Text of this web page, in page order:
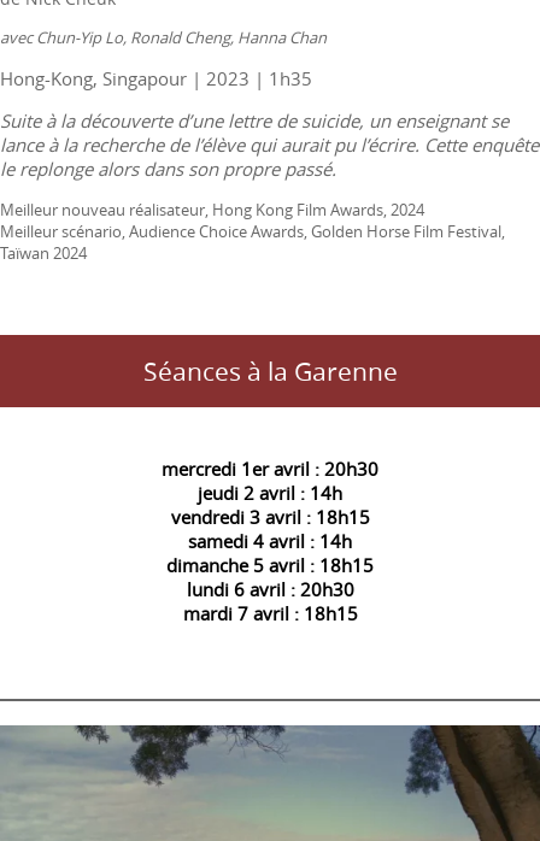
avec Chun-Yip Lo, Ronald Cheng, Hanna Chan
Hong-Kong, Singapour | 2023 | 1h35
Suite à la découverte d’une lettre de suicide, un enseignant se
lance à la recherche de l’élève qui aurait pu l’écrire. Cette enquête
le replonge alors dans son propre passé.
Meilleur nouveau réalisateur, Hong Kong Film Awards, 2024
Meilleur scénario, Audience Choice Awards, Golden Horse Film Festival,
Taïwan 2024
Séances à la Garenne
mercredi 1er avril : 20h30
jeudi 2 avril : 14h
vendredi 3 avril : 18h15
samedi 4 avril : 14h
dimanche 5 avril : 18h15
lundi 6 avril : 20h30
mardi 7 avril : 18h15